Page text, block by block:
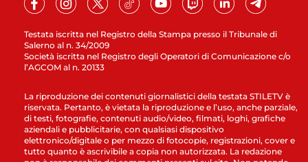
Testata iscritta nel Registro della Stampa presso il Tribunale di
Salerno al n. 34/2009
Società iscritta nel Registro degli Operatori di Comunicazione c/o
l’AGCOM al n. 20133
La riproduzione dei contenuti giornalistici della testata STILETV è
riservata. Pertanto, è vietata la riproduzione e l’uso, anche parziale,
di testi, fotografie, contenuti audio/video, filmati, loghi, grafiche
aziendali e pubblicitarie, con qualsiasi dispositivo
elettronico/digitale o per mezzo di fotocopie, registrazioni, cover e
tutto quanto è ascrivibile a copia non autorizzata. La redazione